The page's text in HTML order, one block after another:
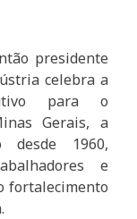
presidente
celebra a
para o
Gerais, a
desde 1960,
e
fortalecimento